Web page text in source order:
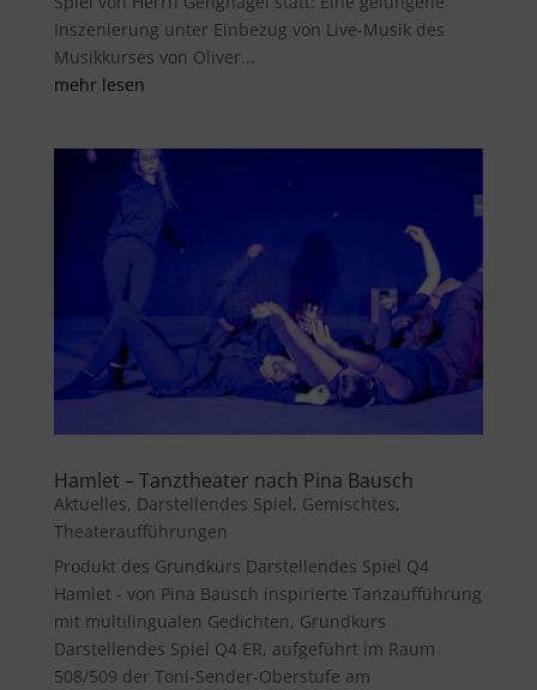
Inszenierung unter Einbezug von Live-Musik des
Musikkurses von Oliver...
mehr lesen
Hamlet – Tanztheater nach Pina Bausch
Aktuelles, Darstellendes Spiel, Gemischtes,
Theateraufführungen
Produkt des Grundkurs Darstellendes Spiel Q4
Hamlet - von Pina Bausch inspirierte Tanzaufführung
mit multilingualen Gedichten, Grundkurs
Darstellendes Spiel Q4 ER, aufgeführt im Raum
508/509 der Toni-Sender-Oberstufe am